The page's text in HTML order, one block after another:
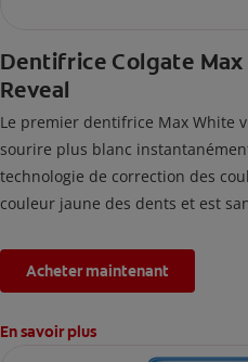
Dentifrice Colgate
Reveal
Le premier dentifrice Max White
sourire plus blanc
technologie de correction des
couleur jaune des dents et est
Acheter maintenant
En savoir plus